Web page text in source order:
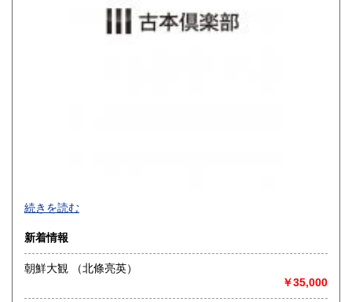
1,200円
買取品目一覧
術・アート・建築・書道・理工学・東洋医学・ビジネス書・
武道・山岳・オカルト・幻想文学・サブカルチャー・70年
代、80年代アイドル・アニメ・漫画・雑誌・アダルト・マニ
続きを読む
新着情報
朝鮮大観 （北條亮英）
￥35,000